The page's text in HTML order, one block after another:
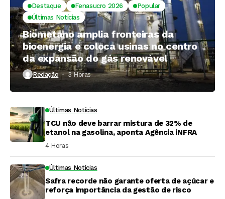
Destaque Fenasucro 2026
Popular
Últimas Notícias
Biometano amplia fronteiras da
bioenergia e coloca usinas no centro
da expansão do gás renovável
Redação 3 Horas ⁮
Últimas Notícias
TCU não deve barrar mistura de 32% de
etanol na gasolina, aponta Agência iNFRA
4 Horas ⁮
Últimas Notícias
Safra recorde não garante oferta de açúcar e
reforça importância da gestão de risco